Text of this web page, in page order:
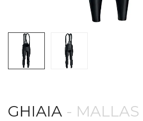
GHIAIA - MALLAS